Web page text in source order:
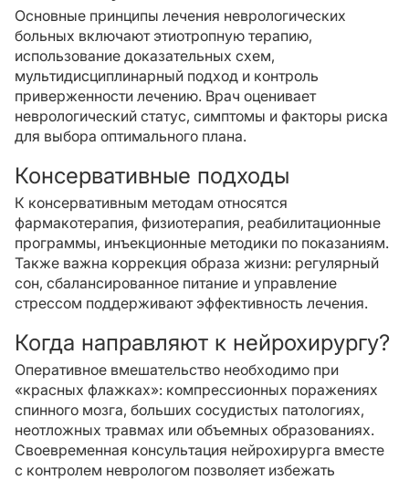
Основные принципы лечения неврологических
больных включают этиотропную терапию,
использование доказательных схем,
мультидисциплинарный подход и контроль
приверженности лечению. Врач оценивает
неврологический статус, симптомы и факторы риска
для выбора оптимального плана.
Консервативные подходы
К консервативным методам относятся
фармакотерапия, физиотерапия, реабилитационные
программы, инъекционные методики по показаниям.
Также важна коррекция образа жизни: регулярный
сон, сбалансированное питание и управление
стрессом поддерживают эффективность лечения.
Когда направляют к нейрохирургу?
Оперативное вмешательство необходимо при
«красных флажках»: компрессионных поражениях
спинного мозга, больших сосудистых патологиях,
неотложных травмах или объемных образованиях.
Своевременная консультация нейрохирурга вместе
с контролем неврологом позволяет избежать